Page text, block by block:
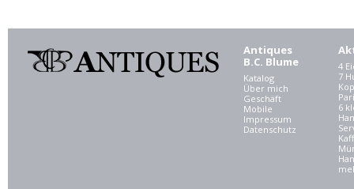
Antiques
B.C. Blume
Katalog
Über mich
Geschäft
Mobile
Impressum
Datenschutz
4
7
6